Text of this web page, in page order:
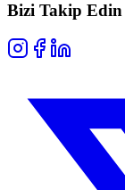
Bizi Takip Edin